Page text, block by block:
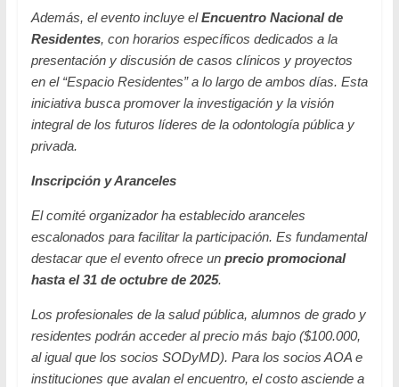
Además, el evento incluye elEncuentro Nacional de
Residentes, con horarios específicos dedicados a la
presentación y discusión de casos clínicos y proyectos
en el “Espacio Residentes” a lo largo de ambos días. Esta
iniciativa busca promover la investigación y la visión
integral de los futuros líderes de la odontología pública y
privada.
Inscripción y Aranceles
El comité organizador ha establecido aranceles
escalonados para facilitar la participación. Es fundamental
destacar que el evento ofrece un precio promocional
hasta el 31 de octubre de 2025.
Los profesionales de la salud pública, alumnos de grado y
residentes podrán acceder al precio más bajo ($100.000,
al igual que los socios SODyMD). Para los socios AOA e
instituciones que avalan el encuentro, el costo asciende a